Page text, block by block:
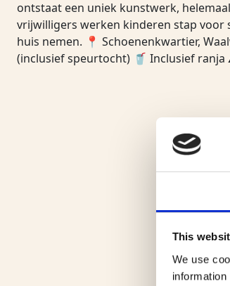
This
We use
ontstaat een uniek kunstwerk,
vrijwilligers werken kinderen stap voor
huis nemen. 📍 Schoenenkwartier,
(inclusief speurtocht) 🥤 Inclusief ranja